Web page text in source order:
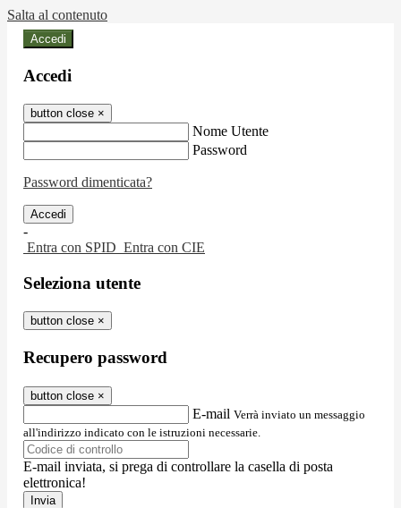
Salta al contenuto
Accedi
Accedi
button close ×
Nome Utente
Password
Password dimenticata?
-
Entra con SPID Entra con CIE
Seleziona utente
button close ×
Recupero password
button close ×
E-mail Verrà inviato un messaggio
all'indirizzo indicato con le istruzioni necessarie.
E-mail inviata, si prega di controllare la casella di posta
elettronica!